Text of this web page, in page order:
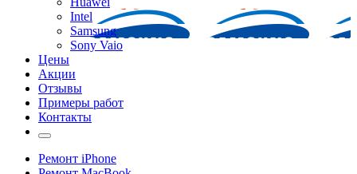
Intel
Samsung
Sony Vaio
Цены
Акции
Отзывы
Примеры работ
Контакты
Ремонт iPhone